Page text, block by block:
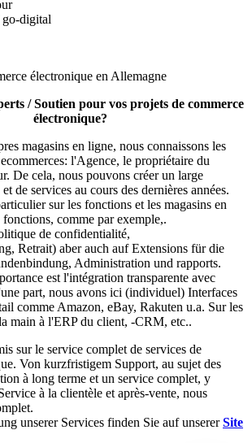
électronique en Allemagne
/ Soutien pour vos projets de commerce
électronique?
magasins en ligne, nous connaissons les
l'Agence, le propriétaire du
De cela, nous pouvons créer un large
de services au cours des dernières années.
sur les fonctions et les magasins en
comme par exemple,.
de confidentialité,
Retrait) aber auch auf Extensions für die
Administration und rapports.
est l'intégration transparente avec
part, nous avons ici (individuel) Interfaces
comme Amazon, eBay, Rakuten u.a. Sur les
main à l'ERP du client, -CRM, etc..
sur le service complet de services de
Von kurzfristigem Support, au sujet des
à long terme et un service complet, y
à la clientèle et après-vente, nous
unserer Services finden Sie auf unsererSite